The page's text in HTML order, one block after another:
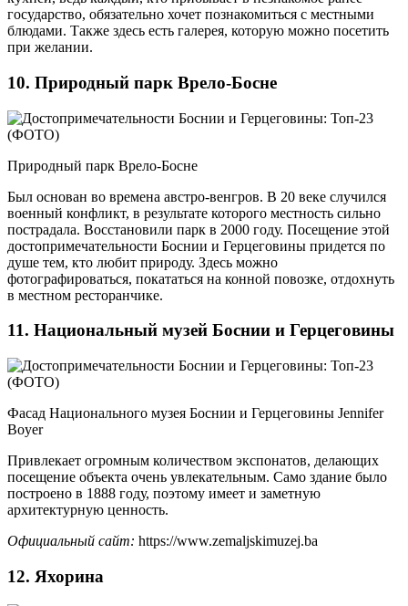
государство, обязательно хочет познакомиться с местными
блюдами. Также здесь есть галерея, которую можно посетить
при желании.
10. Природный парк Врело-Босне
Природный парк Врело-Босне
Был основан во времена австро-венгров. В 20 веке случился
военный конфликт, в результате которого местность сильно
пострадала. Восстановили парк в 2000 году. Посещение этой
достопримечательности Боснии и Герцеговины придется по
душе тем, кто любит природу. Здесь можно
фотографироваться, покататься на конной повозке, отдохнуть
в местном ресторанчике.
11. Национальный музей Боснии и Герцеговины
Фасад Национального музея Боснии и Герцеговины Jennifer
Boyer
Привлекает огромным количеством экспонатов, делающих
посещение объекта очень увлекательным. Само здание было
построено в 1888 году, поэтому имеет и заметную
архитектурную ценность.
Официальный сайт: https://www.zemaljskimuzej.ba
12. Яхорина